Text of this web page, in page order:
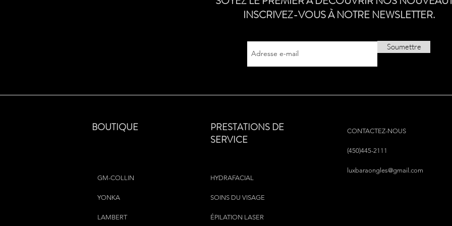
INSCRIVEZ-VOUS À NOTRE NEWSLETTER.
Soumettre
BOUTIQUE
PRESTATIONS DE
SERVICE
GM-COLLIN
YONKA
LAMBERT
HYDRAFACIAL
SOINS DU VISAGE
ÉPILATION LASER
CONTACTEZ-NOUS
(450)445-2111
luxbaraongles@gmail.com